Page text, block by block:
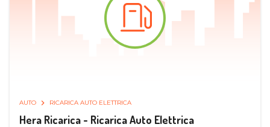
AUTO RICARICA AUTO ELETTRICA
Hera Ricarica - Ricarica Auto Elettrica